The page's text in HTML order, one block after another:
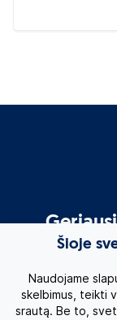
Šioje
Naudojame
skelbimus, teikti
srautą. Be to,